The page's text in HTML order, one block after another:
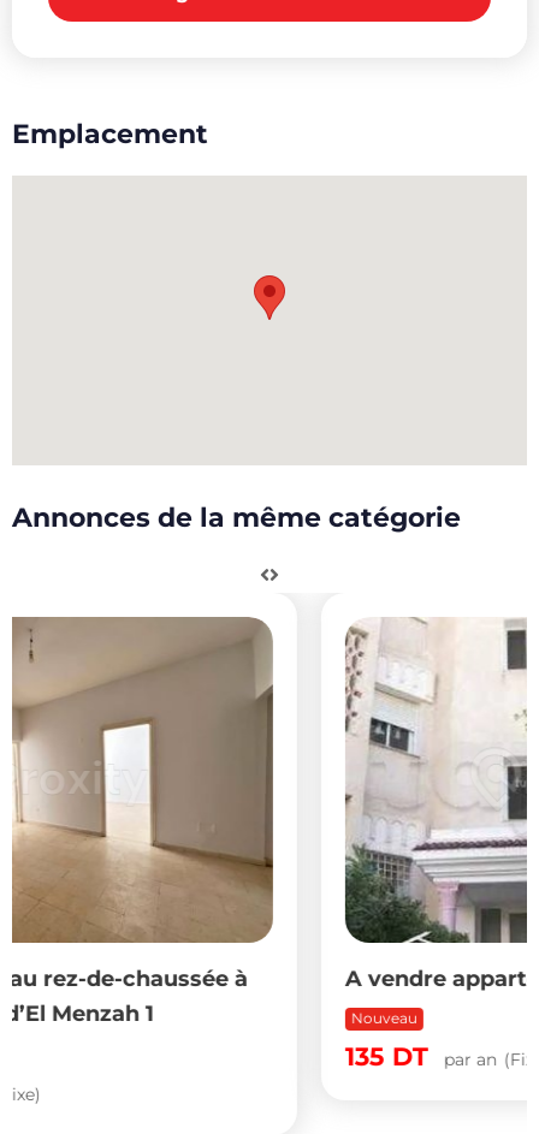
Emplacement
Annonces de la même catégorie
A vendre appartement s+2 au 4 etage
Nouveau